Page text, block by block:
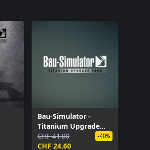
Bau-Simulator -
Titanium Upgrade
Pack
CHF 41.00
CHF 24.60
-40%